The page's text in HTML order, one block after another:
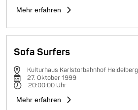
Mehr erfahren
Sofa Surfers
Kulturhaus Karlstorbahnhof Heidelberg
27. Oktober 1999
20:00:00 Uhr
Mehr erfahren